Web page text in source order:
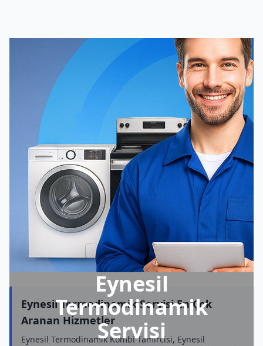
Eynesil
Termodinamik
Servisi
Eynesil Termodinamik Servisi En Çok
Aranan Hizmetler
Eynesil Termodinamik Kombi Tamircisi, Eynesil